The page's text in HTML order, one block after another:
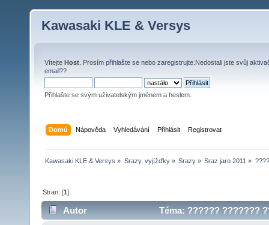
Kawasaki KLE & Versys
Vítejte Host . Prosím přihlašte se nebo zaregistrujte .Nedostali jste svůj
email??
Přihlašte se svým uživatelským jménem a heslem.
Domů Nápověda Vyhledávání Přihlásit Registrovat
Kawasaki KLE & Versys » Srazy, vyjížďky» Srazy» Sraz jaro 2011 »
Stran: [1]
Autor Téma: ?????? ???????